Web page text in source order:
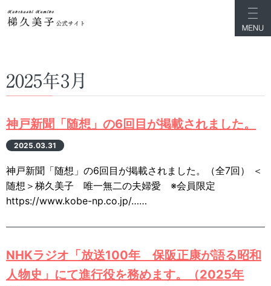
2025年3月
神戸新聞「随想」の6回目が掲載されました。
2025.03.31
神戸新聞「随想」の6回目が掲載されました。（全7回） ＜
随想＞梯久美子 唯一無二の夫婦愛 ※会員限定
https://www.kobe-np.co.jp/……
NHKラジオ「放送100年 保阪正康が語る昭和
人物史」にて進行役を務めます。（2025年